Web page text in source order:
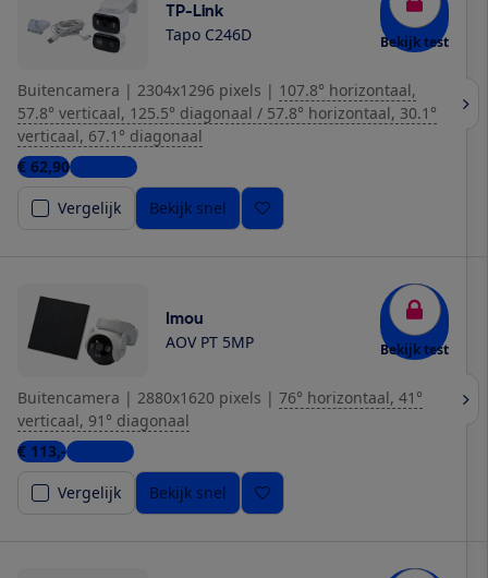
TP-Link
Tapo C246D Bekijk test
Buitencamera | 2304x1296 pixels | 107.8° horizontaal,
57.8° verticaal, 125.5° diagonaal / 57.8° horizontaal, 30.1°
verticaal, 67.1° diagonaal
€ 62,905 winkels
Vergelijk
Bekijk snel
Imou
AOV PT 5MP Bekijk test
Buitencamera | 2880x1620 pixels | 76° horizontaal, 41°
verticaal, 91° diagonaal
€ 113,-5 winkels
Vergelijk
Bekijk snel